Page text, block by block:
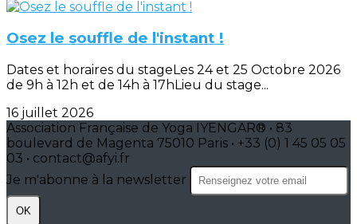
Osez le souffle de l'instant !
Dates et horaires du stageLes 24 et 25 Octobre 2026
de 9h à 12h et de 14h à 17hLieu du stage...
16 juillet 2026
Association Française de Yoga IYENGAR® • 83
boulevard de Magenta 75010 Paris • +33 (0) 1 45 05 05
03 • contact@afyi.fr
Je m'abonne à la newsletter
OK